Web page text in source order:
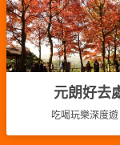
元朗好去
吃喝玩樂深度遊